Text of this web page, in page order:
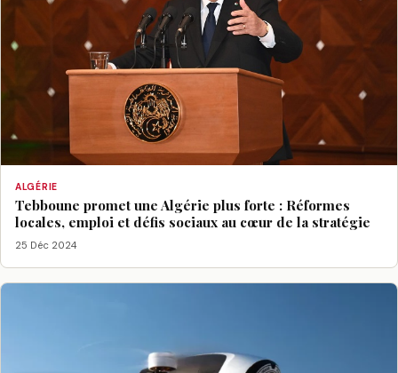
ALGÉRIE
Tebboune promet une Algérie plus forte : Réformes
locales, emploi et défis sociaux au cœur de la stratégie
25 Déc 2024